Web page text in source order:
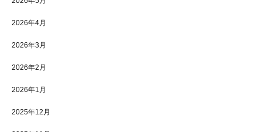
2026年4月
2026年3月
2026年2月
2026年1月
2025年12月